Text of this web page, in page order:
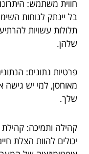
חווית משתמש:
בל יינתק לנוחות
תלולות עשויות
שלהן.
פרטיות נתונים:
מאוחסן, למי יש גישה
שלך.
קהילה ותמיכה:
יכולים להוות הצלת